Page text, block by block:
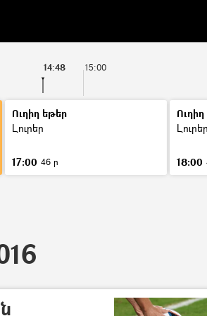
15:00
14:48
Ուղիղ եթեր
Լուրեր
17:00 46 ր
Լուրեր
18:00